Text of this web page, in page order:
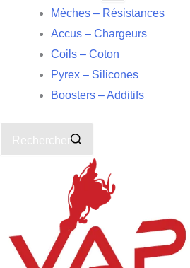
Mèches – Résistances
Accus – Chargeurs
Coils – Coton
Pyrex – Silicones
Boosters – Additifs
Rechercher